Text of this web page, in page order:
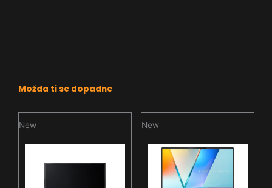
Možda ti se dopadne
New New